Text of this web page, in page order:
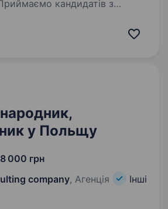
Після навчання —
у Польщу
000 грн
company, Агенція
Інші